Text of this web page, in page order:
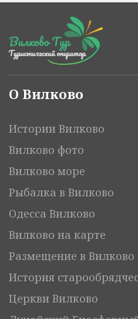
О Вилково
Истории Вилково
Вилково фото
Вилково море
Рыбалка в Вилково
Одесса Вилково
Вилково на карте
Размещение в Вилково
История
Церкви Вилково